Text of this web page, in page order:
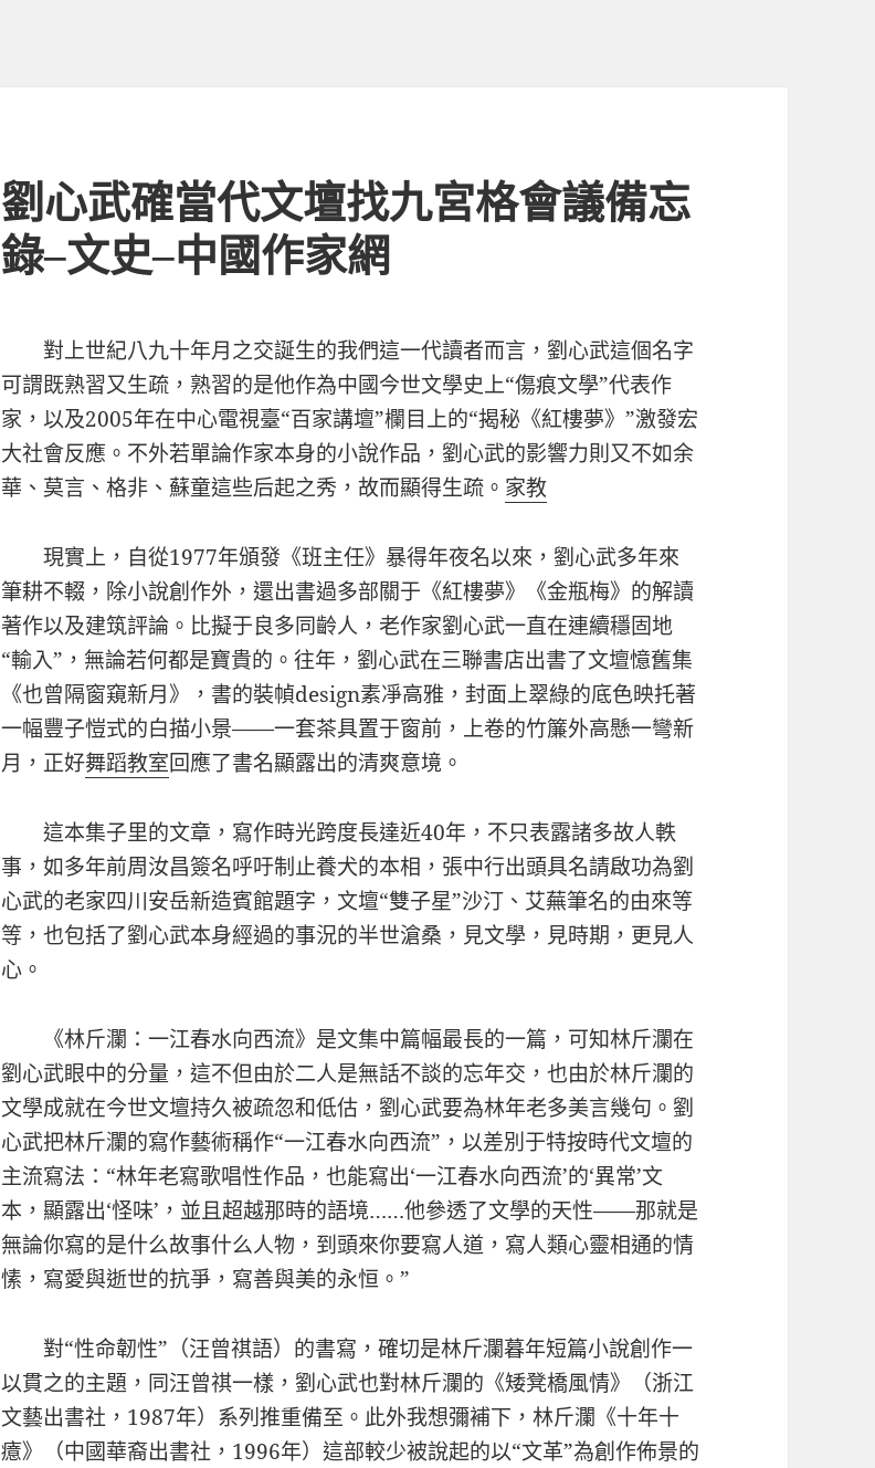
劉心武確當代文壇找九宮格會議備忘
錄–文史–中國作家網
對上世紀八九十年月之交誕生的我們這一代讀者而言，劉心武這個名字
可謂既熟習又生疏，熟習的是他作為中國今世文學史上“傷痕文學”代表作
家，以及2005年在中心電視臺“百家講壇”欄目上的“揭秘《紅樓夢》”激發宏
大社會反應。不外若單論作家本身的小說作品，劉心武的影響力則又不如余
華、莫言、格非、蘇童這些后起之秀，故而顯得生疏。 家教
現實上，自從1977年頒發《班主任》暴得年夜名以來，劉心武多年來
筆耕不輟，除小說創作外，還出書過多部關于《紅樓夢》《金瓶梅》的解讀
著作以及建筑評論。比擬于良多同齡人，老作家劉心武一直在連續穩固地
“輸入”，無論若何都是寶貴的。往年，劉心武在三聯書店出書了文壇憶舊集
《也曾隔窗窺新月》，書的裝幀design素凈高雅，封面上翠綠的底色映托著
一幅豐子愷式的白描小景——一套茶具置于窗前，上卷的竹簾外高懸一彎新
月，正好舞蹈教室回應了書名顯露出的清爽意境。
這本集子里的文章，寫作時光跨度長達近40年，不只表露諸多故人軼
事，如多年前周汝昌簽名呼吁制止養犬的本相，張中行出頭具名請啟功為劉
心武的老家四川安岳新造賓館題字，文壇“雙子星”沙汀、艾蕪筆名的由來等
等，也包括了劉心武本身經過的事況的半世滄桑，見文學，見時期，更見人
心。
《林斤瀾：一江春水向西流》是文集中篇幅最長的一篇，可知林斤瀾在
劉心武眼中的分量，這不但由於二人是無話不談的忘年交，也由於林斤瀾的
文學成就在今世文壇持久被疏忽和低估，劉心武要為林年老多美言幾句。劉
心武把林斤瀾的寫作藝術稱作“一江春水向西流”，以差別于特按時代文壇的
主流寫法：“林年老寫歌唱性作品，也能寫出‘一江春水向西流’的‘異常’文
本，顯露出‘怪味’，並且超越那時的語境……他參透了文學的天性——那就是
無論你寫的是什么故事什么人物，到頭來你要寫人道，寫人類心靈相通的情
愫，寫愛與逝世的抗爭，寫善與美的永恒。”
對“性命韌性”（汪曾祺語）的書寫，確切是林斤瀾暮年短篇小說創作一
以貫之的主題，同汪曾祺一樣，劉心武也對林斤瀾的《矮凳橋風情》（浙江
文藝出書社，1987年）系列推重備至。此外我想彌補下，林斤瀾《十年十
癔》（中國華裔出書社，1996年）這部較少被說起的以“文革”為創作佈景的